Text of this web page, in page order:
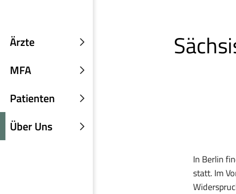
Ärzte
Untermenü
MFA
Untermenü
Patienten
Untermenü
Über Uns
Untermenü
In Berlin
statt. Im